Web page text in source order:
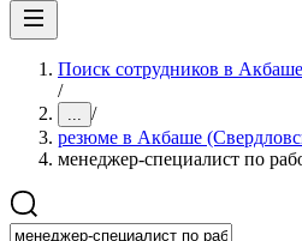
Поиск сотрудников в
/
... /
резюме в Акбаше
менеджер-специалист по